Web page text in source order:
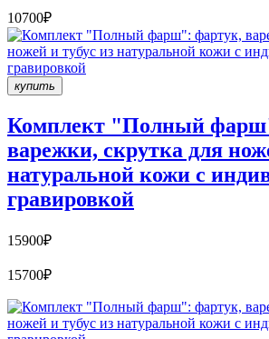
10700₽
купить
Комплект "Полный
варежки, скрутка для
натуральной кожи с
гравировкой
15900₽
15700₽